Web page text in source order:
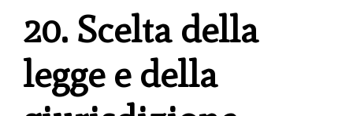
20. Scelta della
legge e della